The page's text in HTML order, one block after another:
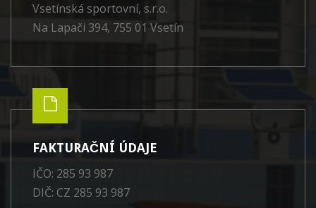
Vsetínská sportovní, s.r.o.
Na Lapači 394, 755 01 Vsetín
FAKTURAČNÍ ÚDAJE
IČO: 285 93 987
DIČ: CZ 285 93 987